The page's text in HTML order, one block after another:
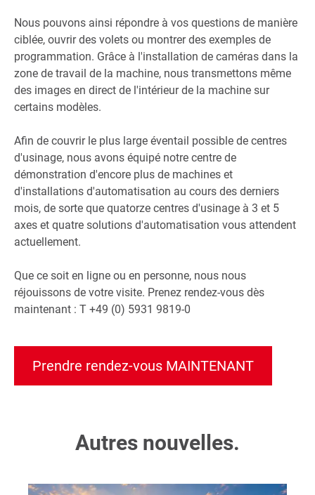
Nous pouvons ainsi répondre à vos questions de manière
ciblée, ouvrir des volets ou montrer des exemples de
programmation. Grâce à l'installation de caméras dans la
zone de travail de la machine, nous transmettons même
des images en direct de l'intérieur de la machine sur
certains modèles.
Afin de couvrir le plus large éventail possible de centres
d'usinage, nous avons équipé notre centre de
démonstration d'encore plus de machines et
d'installations d'automatisation au cours des derniers
mois, de sorte que quatorze centres d'usinage à 3 et 5
axes et quatre solutions d'automatisation vous attendent
actuellement.
Que ce soit en ligne ou en personne, nous nous
réjouissons de votre visite. Prenez rendez-vous dès
maintenant : T +49 (0) 5931 9819-0
Prendre rendez-vous MAINTENANT
Autres nouvelles.